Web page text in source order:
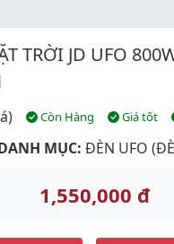
TRỜI JD UFO
) Còn Hàng Giá tốt
MỤC: ĐÈN UFO
1,550,000 đ